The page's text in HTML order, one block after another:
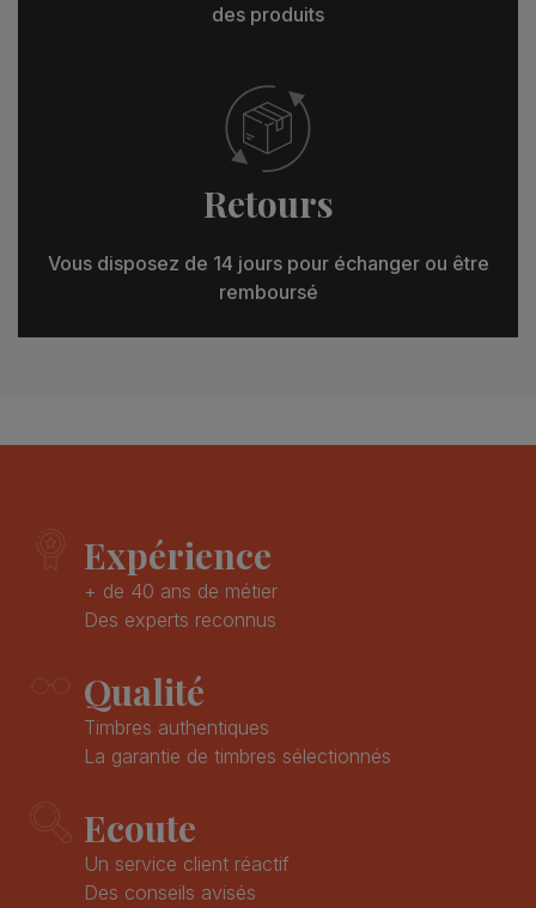
des produits
Retours
Vous disposez de 14 jours pour échanger ou être
remboursé
Expérience
+ de 40 ans de métier
Des experts reconnus
Qualité
Timbres authentiques
La garantie de timbres sélectionnés
Ecoute
Un service client réactif
Des conseils avisés